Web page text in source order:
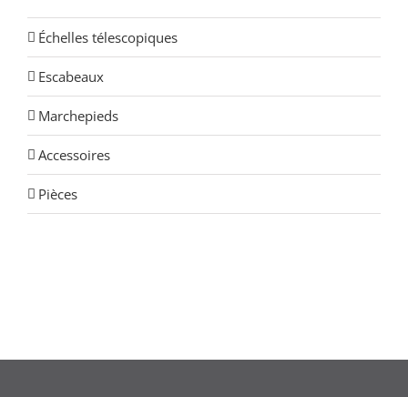
Échelles télescopiques
Escabeaux
Marchepieds
Accessoires
Pièces